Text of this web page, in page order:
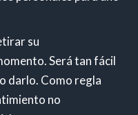
su
Será tan fácil
darlo. Como regla
no